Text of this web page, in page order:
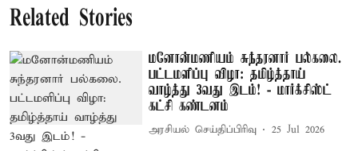
Related Stories
மனோன்மணியம் சுந்தரனார் பல்கலை.
பட்டமளிப்பு விழா: தமிழ்த்தாய்
வாழ்த்து 3வது இடம்! - மார்க்சிஸ்ட்
கட்சி கண்டனம்
அரசியல் செய்திப்பிரிவு 25 Jul 2026